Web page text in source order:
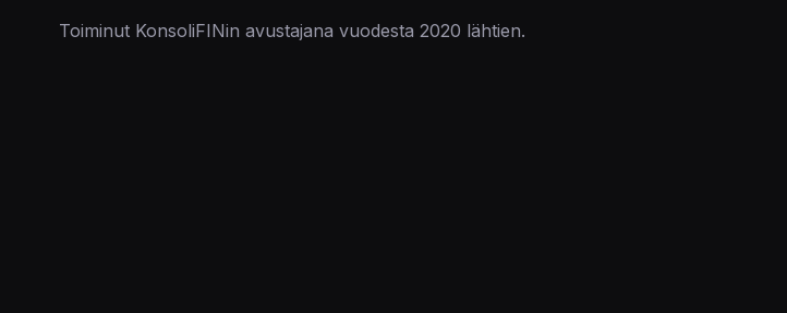
Toiminut KonsoliFINin avustajana vuodesta 2020 lähtien.